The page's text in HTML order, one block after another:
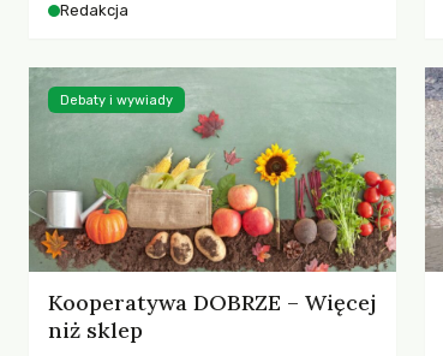
pełną mobilizację, ponieważ projekt
rozwiązania dla przyrody i zwierząt,
radykalnie zmieniając dotychczasowy
paradygmat funkcjonowania łowiectwa w
Polsce.
Redakcja
Kooperatywa DOBRZE – Więcej
niż sklep
Debaty i wywiady